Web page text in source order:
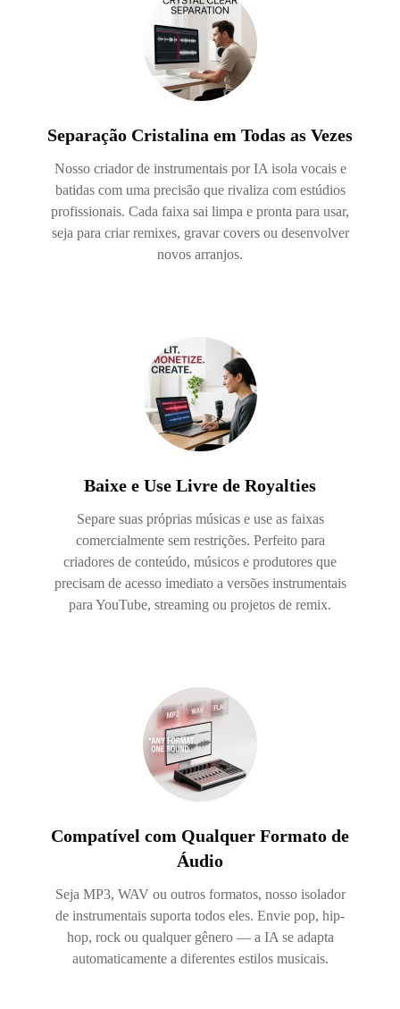
Separação Cristalina em Todas as Vezes
Nosso criador de instrumentais por IA isola vocais e
batidas com uma precisão que rivaliza com estúdios
profissionais. Cada faixa sai limpa e pronta para usar,
seja para criar remixes, gravar covers ou desenvolver
novos arranjos.
Baixe e Use Livre de Royalties
Separe suas próprias músicas e use as faixas
comercialmente sem restrições. Perfeito para
criadores de conteúdo, músicos e produtores que
precisam de acesso imediato a versões instrumentais
para YouTube, streaming ou projetos de remix.
Compatível com Qualquer Formato de
Áudio
Seja MP3, WAV ou outros formatos, nosso isolador
de instrumentais suporta todos eles. Envie pop, hip-
hop, rock ou qualquer gênero — a IA se adapta
automaticamente a diferentes estilos musicais.